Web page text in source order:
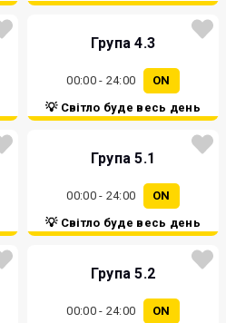
Група 4.3
00:00 - 24:00
ON
💡 Світло буде весь день
Група 5.1
00:00 - 24:00
ON
💡 Світло буде весь день
Група 5.2
00:00 - 24:00
ON